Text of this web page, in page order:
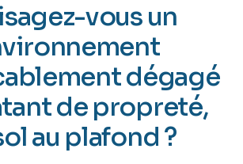
vous un
dégagé
de propreté,
au plafond ?